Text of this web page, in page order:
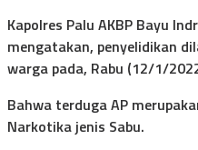
Kapolres Palu AKBP Bayu
mengatakan, penyelidikan
warga pada, Rabu (12/1/
Bahwa terduga AP
Narkotika jenis Sabu.